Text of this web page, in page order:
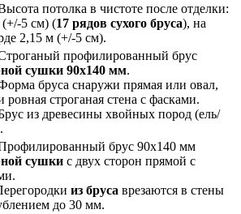
потолка в чистоте после отделки:
5 см) (17 рядов сухого бруса), на
2,15 м (+/-5 см).
профилированный брус
сушки 90х140 мм.
бруса снаружи прямая или овал,
ровная строганая стена с фасками.
из древесины хвойных пород (ель/
брус 90х140 мм
сушки с двух сторон прямой с
из бруса врезаются в стены
до 30 мм.